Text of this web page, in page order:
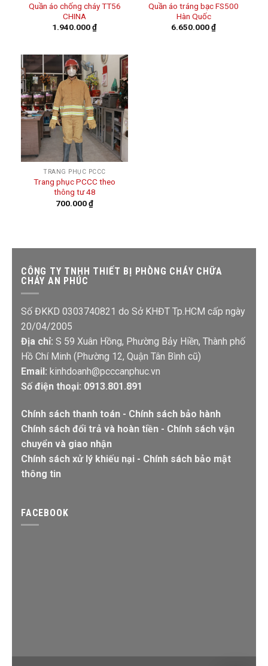
Quần áo chống cháy TT56
CHINA
1.940.000₫
Quần áo tráng bạc FS500
Hàn Quốc
6.650.000₫
TRANG PHỤC PCCC
Trang phục PCCC theo
thông tư 48
700.000₫
CÔNG TY TNHH THIẾT BỊ PHÒNG CHÁY CHỮA
CHÁY AN PHÚC
Số ĐKKD 0303740821 do Sở KHĐT Tp.HCM cấp ngày
20/04/2005
Địa chỉ: S 59 Xuân Hồng, Phường Bảy Hiền, Thành phố
Hồ Chí Minh (Phường 12, Quận Tân Bình cũ)
Email: kinhdoanh@pcccanphuc.vn
Số điện thoại: 0913.801.891
Chính sách thanh toán - Chính sách bảo hành
Chính sách đổi trả và hoàn tiền - Chính sách vận
chuyển và giao nhận
Chính sách xử lý khiếu nại - Chính sách bảo mật
thông tin
FACEBOOK